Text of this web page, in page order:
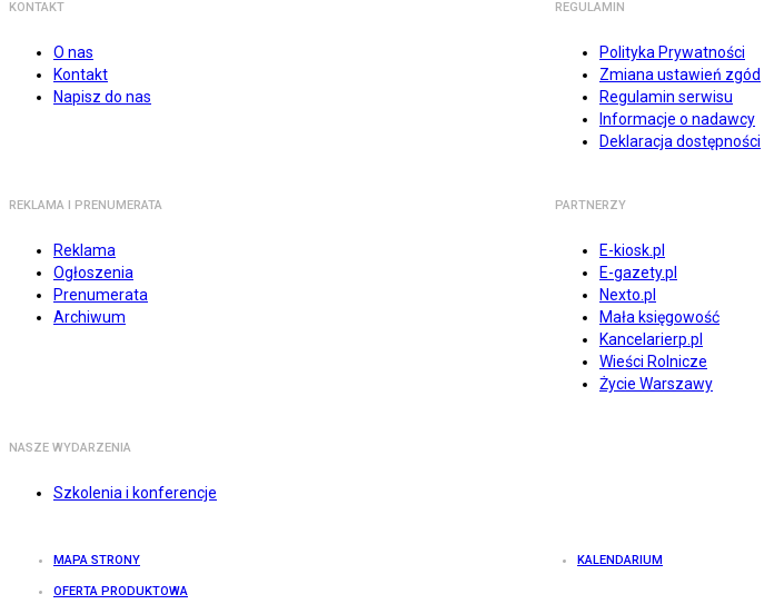
KONTAKT
O nas
Kontakt
Napisz do nas
REGULAMIN
Polityka Prywatności
Zmiana ustawień zgód
Regulamin serwisu
Informacje o nadawcy
Deklaracja dostępności
REKLAMA I PRENUMERATA
Reklama
Ogłoszenia
Prenumerata
Archiwum
PARTNERZY
E-kiosk.pl
E-gazety.pl
Nexto.pl
Mała księgowość
Kancelarierp.pl
Wieści Rolnicze
Życie Warszawy
NASZE WYDARZENIA
Szkolenia i konferencje
MAPA STRONY KALENDARIUM
OFERTA PRODUKTOWA